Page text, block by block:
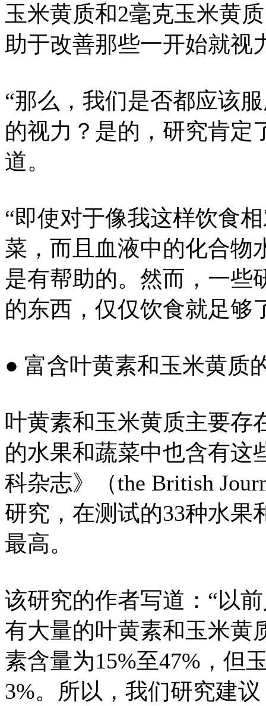
玉米黄质和2毫克玉米黄
助于改善那些一开始就视
“那么，我们是否都应该
的视力？是的，研究肯定
道。
“即使对于像我这样饮食
菜，而且血液中的化合物
是有帮助的。然而，一些
的东西，仅仅饮食就足够
● 富含叶黄素和玉米黄质
叶黄素和玉米黄质主要存
的水果和蔬菜中也含有这
科杂志》（the British
研究，在测试的33种水果
最高。
该研究的作者写道：“以
有大量的叶黄素和玉米黄
素含量为15%至47%，但
3%。所以，我们研究建